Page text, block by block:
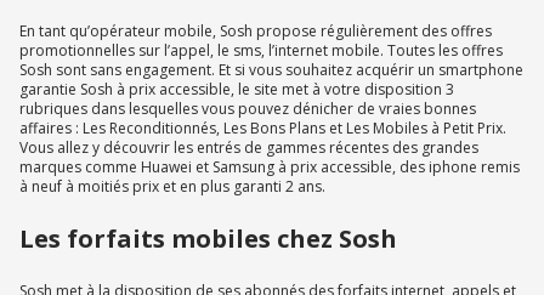
En tant qu’opérateur mobile, Sosh propose régulièrement des offres
promotionnelles sur l’appel, le sms, l’internet mobile. Toutes les offres
Sosh sont sans engagement. Et si vous souhaitez acquérir un smartphone
garantie Sosh à prix accessible, le site met à votre disposition 3
rubriques dans lesquelles vous pouvez dénicher de vraies bonnes
affaires : Les Reconditionnés, Les Bons Plans et Les Mobiles à Petit Prix.
Vous allez y découvrir les entrés de gammes récentes des grandes
marques comme Huawei et Samsung à prix accessible, des iphone remis
à neuf à moitiés prix et en plus garanti 2 ans.
Les forfaits mobiles chez Sosh